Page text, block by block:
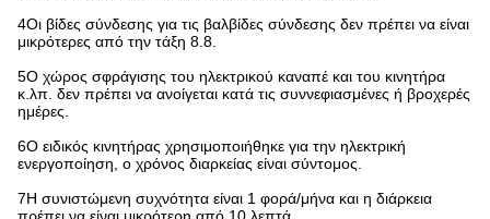
4Οι βίδες σύνδεσης για τις βαλβίδες σύνδεσης δεν πρέπει να είναι
μικρότερες από την τάξη 8.8.
5Ο χώρος σφράγισης του ηλεκτρικού καναπέ και του κινητήρα
κ.λπ. δεν πρέπει να ανοίγεται κατά τις συννεφιασμένες ή βροχερές
ημέρες.
6Ο ειδικός κινητήρας χρησιμοποιήθηκε για την ηλεκτρική
ενεργοποίηση, ο χρόνος διαρκείας είναι σύντομος.
7Η συνιστώμενη συχνότητα είναι 1 φορά/μήνα και η διάρκεια